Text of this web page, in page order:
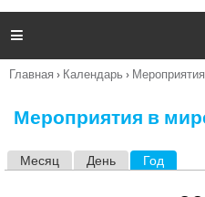
п

Вы
Главная › Календарь ›
Мероприятия в
Месяц День Год